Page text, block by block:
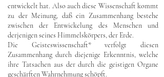
entwickelt hat. Also auch diese Wissenschaft kommt
zu der Meinung, daß ein Zusammenhang bestehe
zwischen der Entwickelung des Menschen und
derjenigen seines Himmelskörpers, der Erde.
Die Geisteswissenschaft* verfolgt diesen
Zusammenhang durch diejenige Erkenntnis, welche
ihre Tatsachen aus der durch die geistigen Organe
geschärften Wahrnehmung schöpft.